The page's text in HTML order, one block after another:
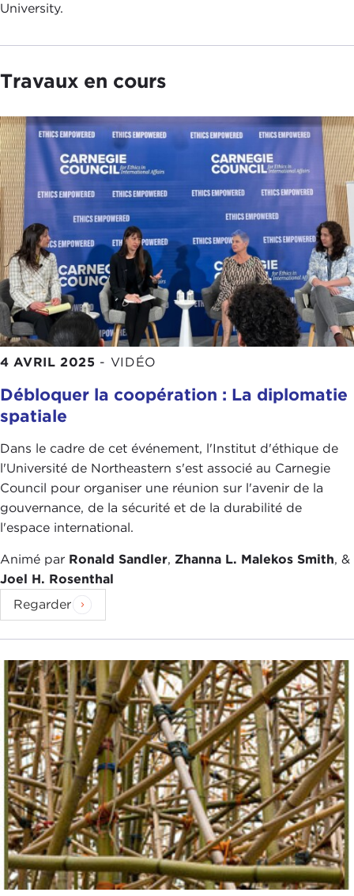
University.
Travaux en cours
4 AVRIL 2025 - VIDÉO
Débloquer la coopération : La diplomatie
spatiale
Dans le cadre de cet événement, l'Institut d'éthique de
l'Université de Northeastern s'est associé au Carnegie
Council pour organiser une réunion sur l'avenir de la
gouvernance, de la sécurité et de la durabilité de
l'espace international.
Animé par Ronald Sandler, Zhanna L. Malekos Smith, &
Joel H. Rosenthal
Regarder